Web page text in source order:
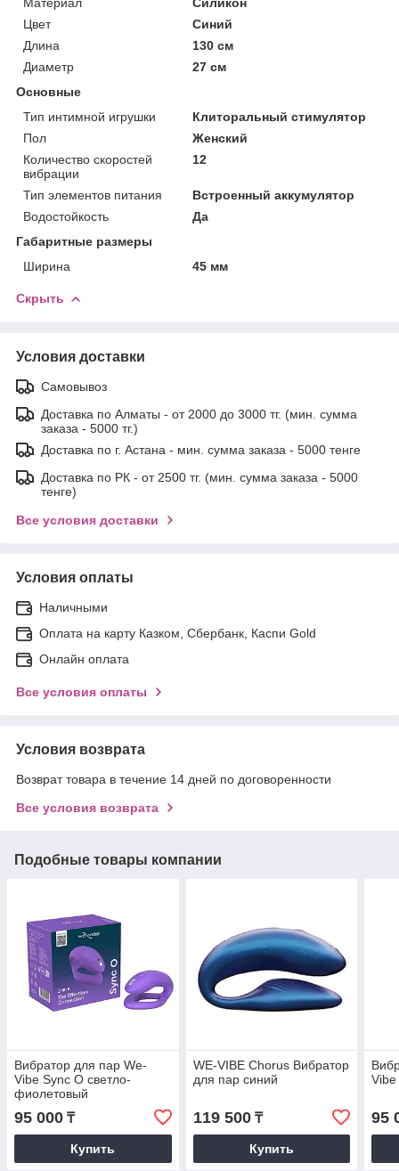
Цвет
Синий
Длина
130 см
Диаметр
27 см
Основные
Тип интимной игрушки
Клиторальный стимулятор
Пол
Женский
Количество скоростей
вибрации
12
Тип элементов питания
Встроенный аккумулятор
Водостойкость
Да
Габаритные размеры
Ширина
45 мм
Скрыть
Условия доставки
Самовывоз
Доставка по Алматы - от 2000 до 3000 тг. (мин. сумма
заказа - 5000 тг.)
Доставка по г. Астана - мин. сумма заказа - 5000 тенге
Доставка по РК - от 2500 тг. (мин. сумма заказа - 5000
тенге)
Все условия доставки
Условия оплаты
Наличными
Оплата на карту Казком, Сбербанк, Каспи Gold
Онлайн оплата
Все условия оплаты
Условия возврата
Возврат товара в течение 14 дней по договоренности
Все условия возврата
Подобные товары компании
Вибратор для пар We-
Vibe Sync O светло-
фиолетовый
95 000 ₸
Купить
WE-VIBE Chorus Вибратор
для пар синий
119 500₸
Купить
95